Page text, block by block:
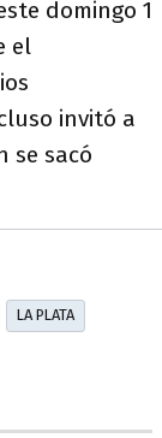
domingo 1
el
invitó a
se sacó
LA PLATA